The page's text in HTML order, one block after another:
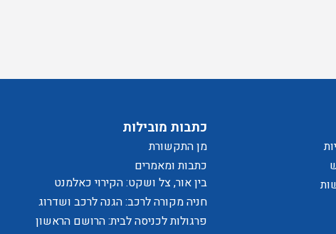
כתבות מובילות
מן התקשורת
כתבות ומאמרים
בין אור, צל ושקט: הקירוי כאלמנט
מעצב בחוויית המרחב
חניה מקורה לרכב: הגנה לרכב ושדרוג
לבית
פרגולות לכניסה לבית: הרושם הראשון